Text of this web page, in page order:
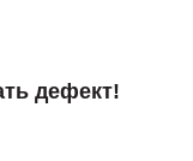
высокую
дефект!